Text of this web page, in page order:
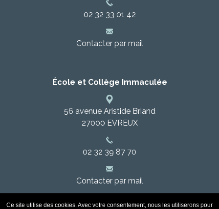
02 32 33 01 42
Contacter par mail
École et Collège Immaculée
56 avenue Aristide Briand
27000 EVREUX
02 32 39 87 70
Contacter par mail
©COPYRIGHT2021
Ce site utilise des cookies. Avec votre consentement, nous les utiliserons pour